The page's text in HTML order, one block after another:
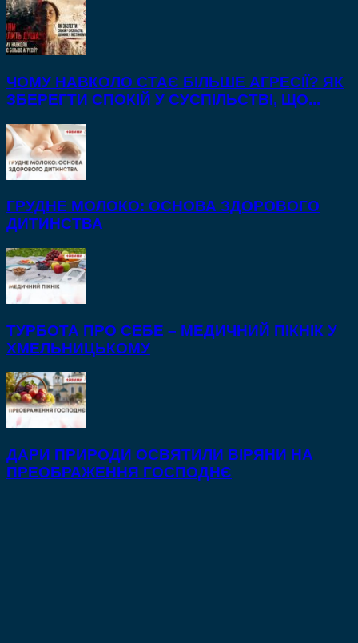
ЧОМУ НАВКОЛО СТАЄ БІЛЬШЕ АГРЕСІЇ? ЯК
ЗБЕРЕГТИ СПОКІЙ У СУСПІЛЬСТВІ, ЩО...
ГРУДНЕ МОЛОКО: ОСНОВА ЗДОРОВОГО
ДИТИНСТВА
ТУРБОТА ПРО СЕБЕ – МЕДИЧНИЙ ПІКНІК У
ХМЕЛЬНИЦЬКОМУ
ДАРИ ПРИРОДИ ОСВЯТИЛИ ВІРЯНИ НА
ПРЕОБРАЖЕННЯ ГОСПОДНЄ